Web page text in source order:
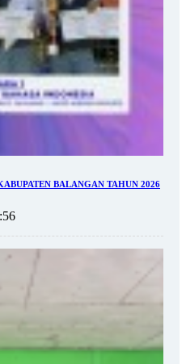
BALANGAN TAHUN 2026